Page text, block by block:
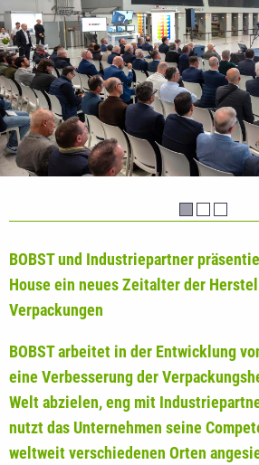
BOBST und Industriepartner
House ein neues Zeitalter der
Verpackungen
BOBST arbeitet in der Entwicklung
eine Verbesserung der
Welt abzielen, eng mit
nutzt das Unternehmen seine
weltweit verschiedenen Orten